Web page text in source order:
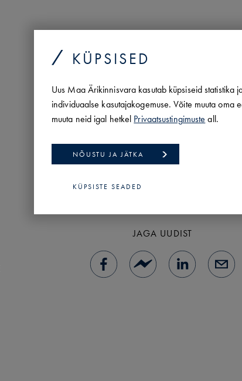
KÜPSISED
Uus Maa Ärikinnisvara kasutab küpsiseid statistika
individuaalse kasutajakogemuse. Võite muuta oma
muuta neid igal hetkel Privaatsustingimuste all.
NÕUSTU JA JÄTKA
KÜPSISTE SEADED
JAGA UUDIST